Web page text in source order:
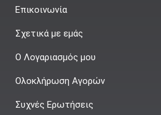
Επικοινωνία
Σχετικά με εμάς
Ο Λογαριασμός μου
Ολοκλήρωση Αγορών
Συχνές Ερωτήσεις